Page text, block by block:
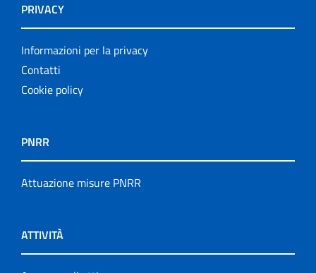
PRIVACY
Informazioni per la privacy
Contatti
Cookie policy
PNRR
Attuazione misure PNRR
ATTIVITÀ